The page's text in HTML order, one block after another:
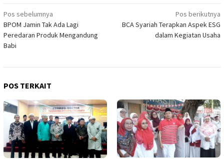
Navigasi
pos
Pos sebelumnya
BPOM Jamin Tak Ada Lagi
Peredaran Produk Mengandung
Babi
Pos berikutnya
BCA Syariah Terapkan Aspek ESG
dalam Kegiatan Usaha
POS TERKAIT